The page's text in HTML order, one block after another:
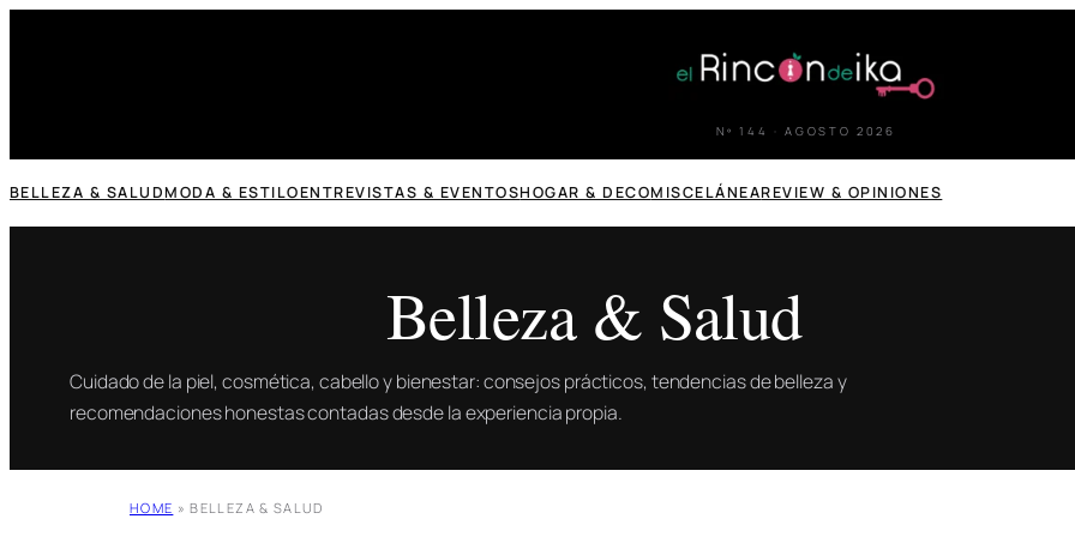
Nº 144 · AGOSTO 2026
BELLEZA & SALUDMODA & ESTILOENTREVISTAS & EVENTOSHOGAR & DECOMISCELÁNEAREVIEW & OPINIONES
Belleza & Salud
Cuidado de la piel, cosmética, cabello y bienestar: consejos prácticos, tendencias de belleza y
recomendaciones honestas contadas desde la experiencia propia.
HOME » BELLEZA & SALUD